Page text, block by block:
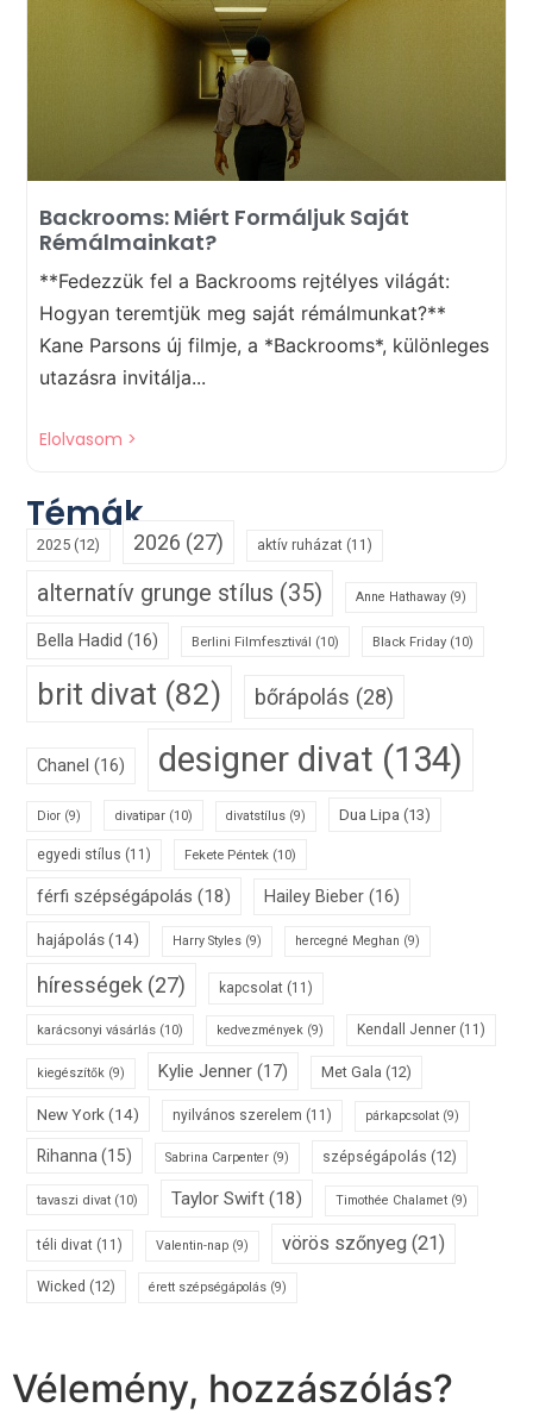
Backrooms: Miért Formáljuk Saját
Rémálmainkat?
**Fedezzük fel a Backrooms rejtélyes világát:
Hogyan teremtjük meg saját rémálmunkat?**
Kane Parsons új filmje, a *Backrooms*, különleges
utazásra invitálja...
Elolvasom >
Témák
2025 (12) 2026 (27) aktív ruházat (11)
alternatív grunge stílus (35) Anne Hathaway (9)
Bella Hadid (16) Berlini Filmfesztivál (10) Black Friday (10)
brit divat (82) bőrápolás (28)
Chanel (16) designer divat (134)
Dior (9) divatipar (10) divatstílus (9) Dua Lipa (13)
egyedi stílus (11) Fekete Péntek (10)
férfi szépségápolás (18) Hailey Bieber (16)
hajápolás(14) Harry Styles (9) hercegné Meghan (9)
hírességek (27) kapcsolat (11)
karácsonyi vásárlás (10) kedvezmények (9) Kendall Jenner (11)
kiegészítők (9) Kylie Jenner (17) Met Gala (12)
New York (14) nyilvános szerelem (11) párkapcsolat (9)
Rihanna (15) Sabrina Carpenter (9) szépségápolás (12)
tavaszi divat (10) Taylor Swift (18) Timothée Chalamet (9)
téli divat (11) Valentin-nap (9) vörös szőnyeg (21)
Wicked (12) érett szépségápolás (9)
Vélemény, hozzászólás?